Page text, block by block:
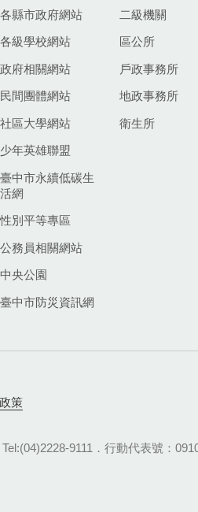
各縣市政府網站
各級學校網站
政府相關網站
民間團體網站
社區大學網站
少年英雄聯盟
臺中市永續低碳生
活網
性別平等專區
公務員相關網站
中央公園
臺中市防災資訊網
二級機關
區公所
戶政事務所
地政事務所
衛生所
策
Tel:(04)2228-9111．行動代表號：